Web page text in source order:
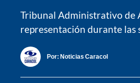
Tribunal Administrativo de
representación durante las
Por: Noticias Caracol